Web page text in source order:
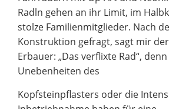
Radln gehen an ihr Limit, im
stolze Familienmitglieder. Nach
Konstruktion gefragt, sagt mir
Erbauer: „Das verflixte Rad“,
Unebenheiten des
Kopfsteinpflasters oder die